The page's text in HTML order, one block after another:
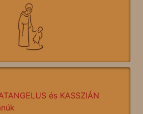
és KASSZIÁN